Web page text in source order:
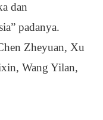
dan
padanya.
Zheyuan, Xu
Wang Yilan,